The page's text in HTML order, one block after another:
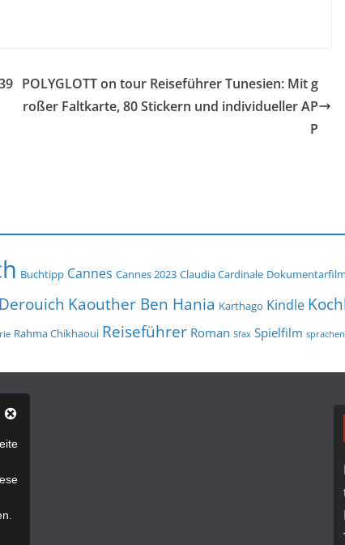
POLYGLOTT on tour Reiseführer Tunesien: Mit g
roßer Faltkarte, 80 Stickern und individueller AP
P
Buchtipp Cannes Cannes 2023 Claudia Cardinale Dokumentarfilm
Kaouther Ben Hania Karthago Kindle
Rahma Chikhaoui Reiseführer Roman Sfax Spielfilm